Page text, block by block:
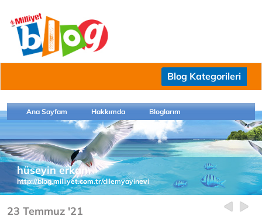
Blog Kategorileri
Ana Sayfam Hakkımda Bloglarım
hüseyin erkan
http://blog.milliyet.com.tr/dilemyayinevi
23 Temmuz '21